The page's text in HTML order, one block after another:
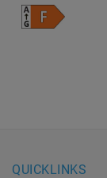
QUICKLINKS